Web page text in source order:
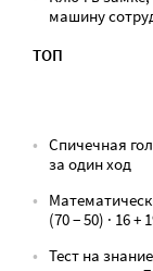
машину
ТОП
Спичечная
за один ход
(70 − 50) · 16 +
Тест на